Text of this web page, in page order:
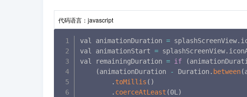
代码语言： javascript
val animationDuration = splashScreenView.
val animationStart = splashScreenView.
val remainingDuration = if (
(animationDuration - Duration. between(
. toMillis ( )
. coerceAtLeast (0L)